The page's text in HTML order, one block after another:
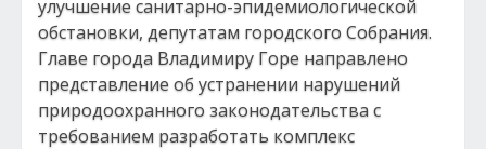
улучшение санитарно-эпидемиологической
обстановки, депутатам городского Собрания.
Главе города Владимиру Горе направлено
представление об устранении нарушений
природоохранного законодательства с
требованием разработать комплекс